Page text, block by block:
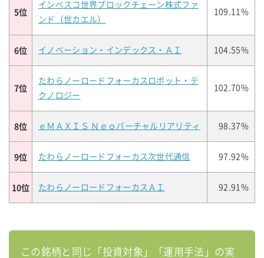
5位
インベスコ世界ブロックチェーン株式ファ
ンド（世カエル）
109.11%
6位 イノベーション・インデックス・ＡＩ 104.55%
7位
たわらノーロードフォーカスロボット・テ
クノロジー
102.70%
8位 ｅＭＡＸＩＳ Ｎｅｏバーチャルリアリティ 98.37%
9位 たわらノーロードフォーカス次世代通信 97.92%
10位 たわらノーロードフォーカスＡＩ 92.91%
この銘柄と同じ「投資対象」「運用手法」の実